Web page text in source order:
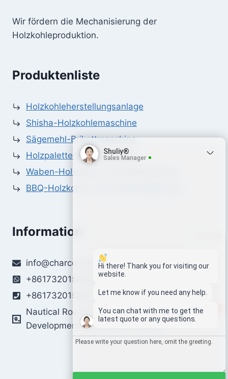
Wir fördern die Mechanisierung der
Holzkohleproduktion.
Produktenliste
Holzkohleherstellungsanlage
Shisha-Holzkohlemaschine
Sägemehl-Brikettmaschine
Holzpalettenblockmaschine
Waben-Holzkohle- und Kohlenpresse
BBQ-Holzkohle- und Kohlenballpresse
Information
info@charcoal-machines.com
+8617320158259
+8617320158259
Nautical Road East, Zhengzhou Economic
Development Zone, Henan, China
Wechat
Chat
Shuliy®
Sales Manager
Hi there! Thank you for visiting our
website.
Let me know if you need any help.
You can chat with me to get the
latest quote or any questions.